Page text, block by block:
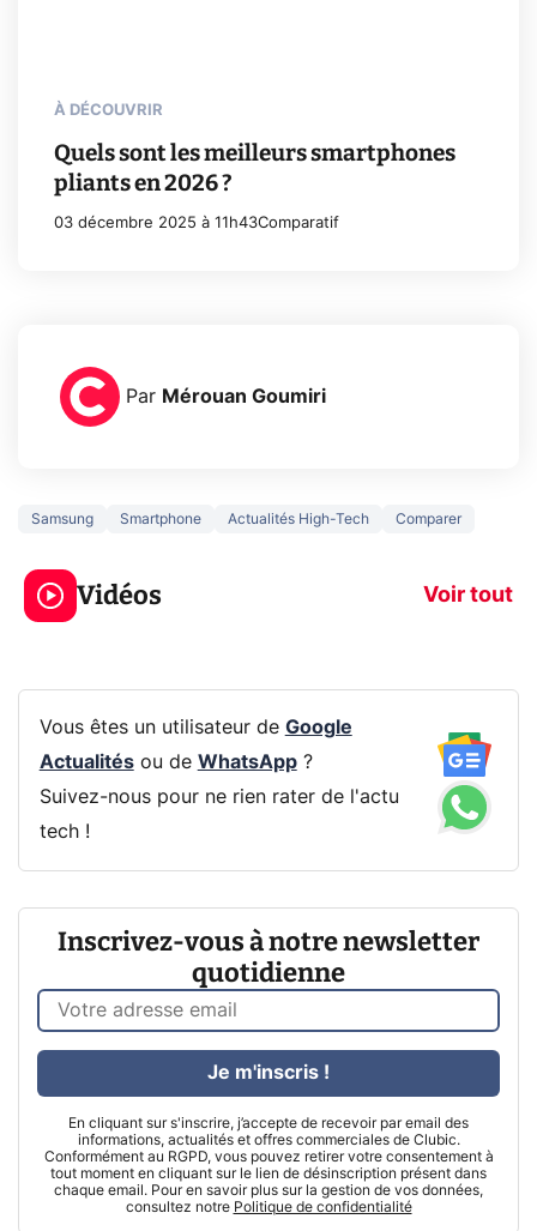
À DÉCOUVRIR
Quels sont les meilleurs smartphones
pliants en 2026 ?
03 décembre 2025 à 11h43Comparatif
Par Mérouan Goumiri
Samsung Smartphone Actualités High-Tech Comparer
Vidéos Voir tout
3 écrans en 1 pour
319€ ? Voici L'AOC
CQ32G4ZA !
5
prochaine
Vous êtes un utilisateur de Google
Actualitésou de WhatsApp?
Suivez-nous pour ne rien rater de l'actu
tech !
Inscrivez-vous à notre newsletter
quotidienne
En cliquant sur s'inscrire, j’accepte de recevoir par email des
informations, actualités et offres commerciales de Clubic.
Conformément au RGPD, vous pouvez retirer votre consentement à
tout moment en cliquant sur le lien de désinscription présent dans
chaque email. Pour en savoir plus sur la gestion de vos données,
consultez notre Politique de confidentialité
Je m'inscris !